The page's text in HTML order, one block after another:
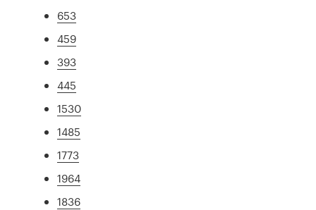
653
459
393
445
1530
1485
1773
1964
1836